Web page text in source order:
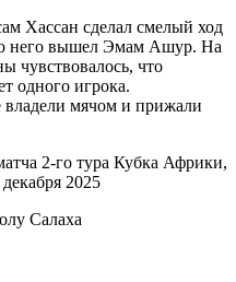
Хассан сделал смелый ход
него вышел Эмам Ашур. На
чувствовалось, что
одного игрока.
мячом и прижали
Салаха